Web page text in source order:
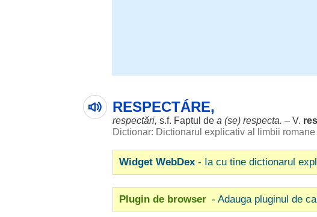
RESPECTÁRE,
respectări, s.f. Faptul de a (se) respecta. – V.
Dictionar: Dictionarul explicativ al limbii romane
Widget WebDex - Ia cu tine dictionarul
Plugin de browser - Adauga pluginul de